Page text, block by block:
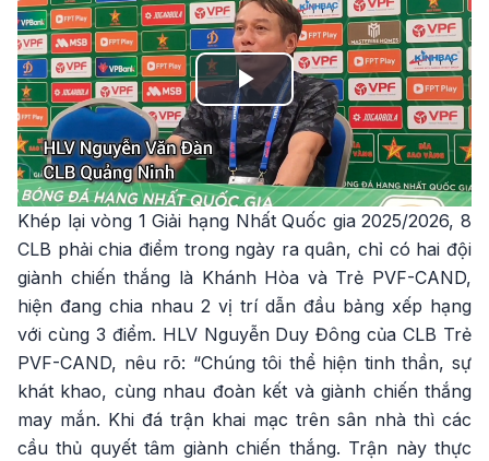
Play
Video
Khép lại vòng 1 Giải hạng Nhất Quốc gia 2025/2026, 8
CLB phải chia điểm trong ngày ra quân, chỉ có hai đội
giành chiến thắng là Khánh Hòa và Trẻ PVF-CAND,
hiện đang chia nhau 2 vị trí dẫn đầu bảng xếp hạng
với cùng 3 điểm. HLV Nguyễn Duy Đông của CLB Trẻ
PVF-CAND, nêu rõ: “Chúng tôi thể hiện tinh thần, sự
khát khao, cùng nhau đoàn kết và giành chiến thắng
may mắn. Khi đá trận khai mạc trên sân nhà thì các
cầu thủ quyết tâm giành chiến thắng. Trận này thực